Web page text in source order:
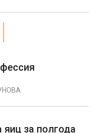
за полгода